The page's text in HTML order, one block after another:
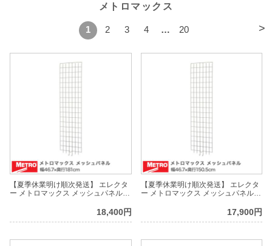
メトロマックス
>
1 2 3 4 … 20
【夏季休業明け順次発送】 エレクタ
ー メトロマックス メッシュパネル
18,400円
【夏季休業明け順次発送】 エレクタ
ー メトロマックス メッシュパネル
17,900円